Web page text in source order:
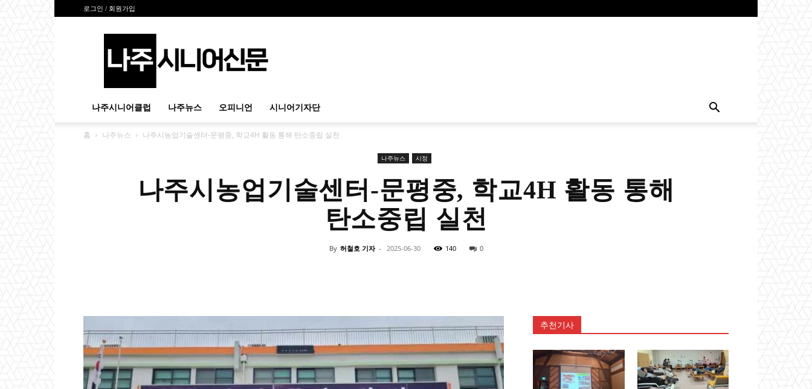
로그인 / 회원가입
시
신
문
나주시니어클럽 나주뉴스 오피니언 시니어기자단
홈 나주뉴스 나주시농업기술센터-문평중, 학교4H 활동 통해 탄소중립 실천
나주뉴스 시정
나주시농업기술센터-문평중, 학교4H 활동 통해
탄소중립 실천
By 허철호 기자 - 2025-06-30 140 0
추천기사